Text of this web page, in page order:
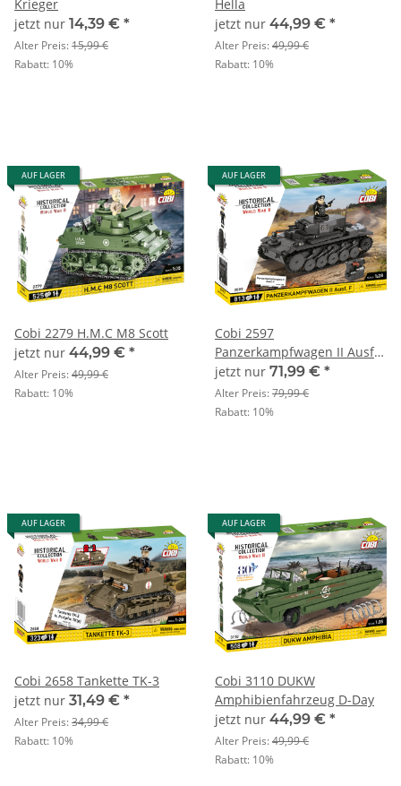
Krieger
jetzt nur 14,39 € *
Alter Preis:15,99 €
Rabatt: 10%
Hella
jetzt nur 44,99 € *
Alter Preis:49,99 €
Rabatt: 10%
AUF LAGER
Cobi 2279 H.M.C M8 Scott
jetzt nur 44,99 € *
Alter Preis:49,99 €
Rabatt: 10%
AUF LAGER
Cobi 2597
Panzerkampfwagen II Ausf.
F
jetzt nur 71,99 € *
Alter Preis:79,99 €
Rabatt: 10%
AUF LAGER
Cobi 2658 Tankette TK-3
jetzt nur 31,49 € *
Alter Preis:34,99 €
Rabatt: 10%
AUF LAGER
Cobi 3110 DUKW
Amphibienfahrzeug D-Day
jetzt nur 44,99 € *
Alter Preis:49,99 €
Rabatt: 10%